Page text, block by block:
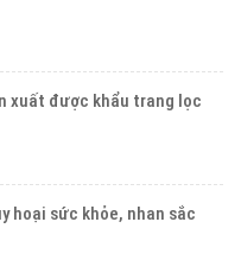
xuất được khẩu trang lọc
hoại sức khỏe, nhan sắc